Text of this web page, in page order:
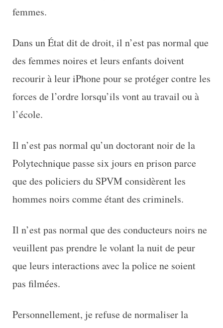
femmes.
Dans un État dit de droit, il n’est pas normal que
des femmes noires et leurs enfants doivent
recourir à leur iPhone pour se protéger contre les
forces de l’ordre lorsqu’ils vont au travail ou à
l’école.
Il n’est pas normal qu’un doctorant noir de la
Polytechnique passe six jours en prison parce
que des policiers du SPVM considèrent les
hommes noirs comme étant des criminels.
Il n’est pas normal que des conducteurs noirs ne
veuillent pas prendre le volant la nuit de peur
que leurs interactions avec la police ne soient
pas filmées.
Personnellement, je refuse de normaliser la